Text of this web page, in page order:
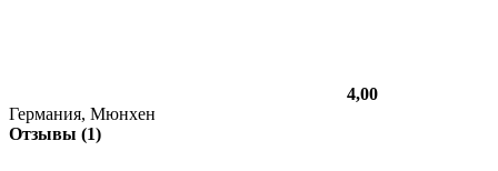
4,00
Германия, Мюнхен
Отзывы (1)